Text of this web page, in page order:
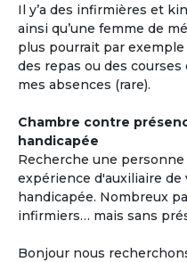
Il y’a des infirmières et
ainsi qu’une femme de
plus pourrait par exemple
des repas ou des
mes absences (rare).
Chambre contre
handicapée
Recherche une
expérience d'auxiliaire de
handicapée. Nombreux
infirmiers… mais sans
Bonjour nous